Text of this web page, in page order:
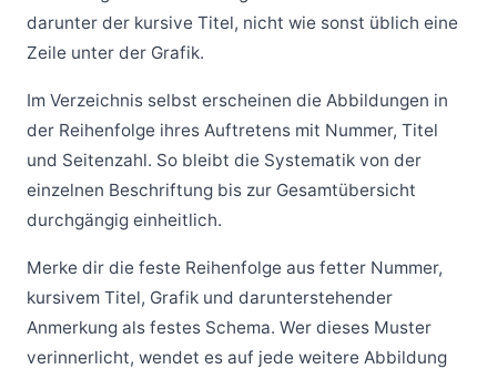
darunter der kursive Titel, nicht wie sonst üblich eine
Zeile unter der Grafik.
Im Verzeichnis selbst erscheinen die Abbildungen in
der Reihenfolge ihres Auftretens mit Nummer, Titel
und Seitenzahl. So bleibt die Systematik von der
einzelnen Beschriftung bis zur Gesamtübersicht
durchgängig einheitlich.
Merke dir die feste Reihenfolge aus fetter Nummer,
kursivem Titel, Grafik und darunterstehender
Anmerkung als festes Schema. Wer dieses Muster
verinnerlicht, wendet es auf jede weitere Abbildung